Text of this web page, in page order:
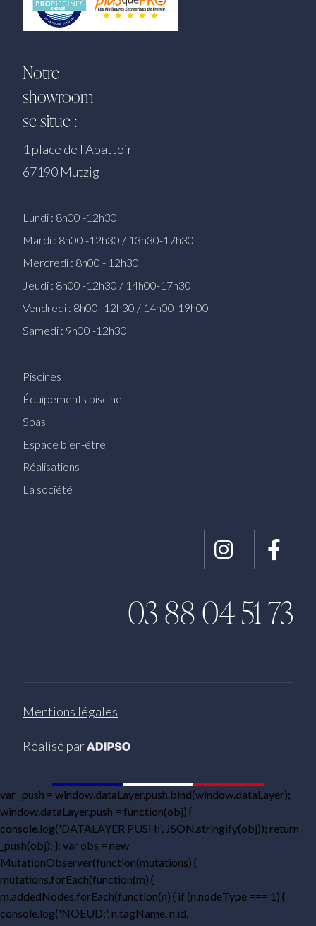
Notre
showroom
se situe :
1 place de l'Abattoir
67190 Mutzig
Lundi : 8h00 -12h30
Mardi : 8h00 -12h30 / 13h30-17h30
Mercredi : 8h00 - 12h30
Jeudi : 8h00 -12h30 / 14h00-17h30
Vendredi : 8h00 -12h30 / 14h00-19h00
Samedi : 9h00 -12h30
Piscines
Équipements piscine
Spas
Espace bien-être
Réalisations
La société
Instagram
03 88 04 51 73
Mentions légales
Réalisé par Adipso, agence web et mobile à
var _push = window.dataLayer.push.bind(window.dataLayer);
window.dataLayer.push = function(obj) {
console.log('DATALAYER PUSH:', JSON.stringify(obj)); return
_push(obj); }; var obs = new
MutationObserver(function(mutations) {
mutations.forEach(function(m) {
m.addedNodes.forEach(function(n) { if (n.nodeType === 1) {
console.log('NOEUD:', n.tagName, n.id,